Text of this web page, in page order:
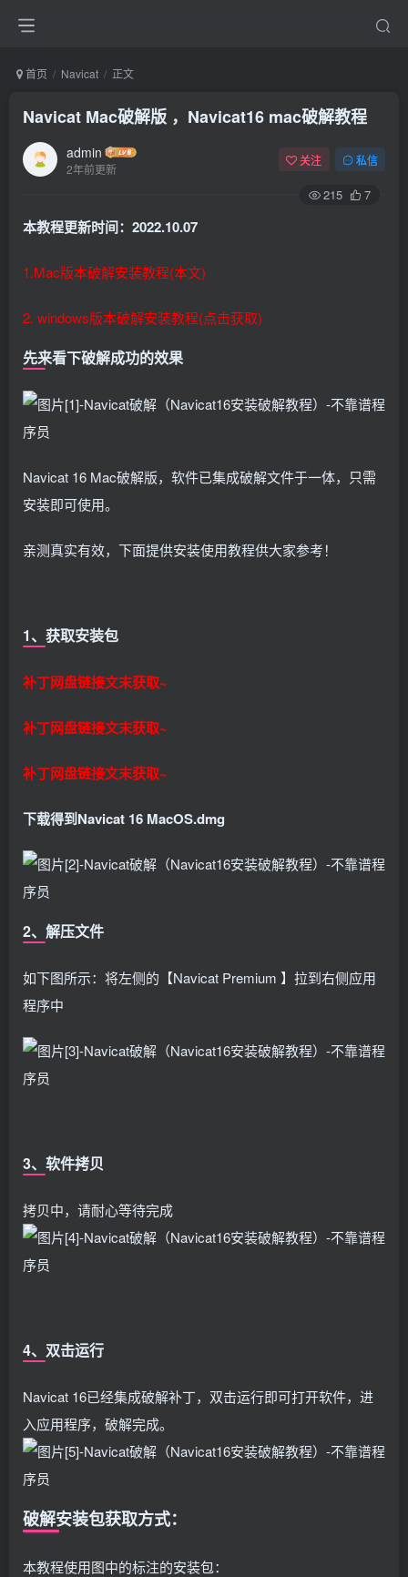
首页 Navicat 正文
Navicat Mac破解版 ，Navicat16 mac破解教程
admin
2年前更新
关注 私信
215 7
本教程更新时间：2022.10.07
1.Mac版本破解安装教程(本文)
2. windows版本破解安装教程(点击获取)
先来看下破解成功的效果
Navicat 16 Mac破解版，软件已集成破解文件于一体，只需
安装即可使用。
亲测真实有效，下面提供安装使用教程供大家参考！
1、获取安装包
补丁网盘链接文末获取~
补丁网盘链接文末获取~
补丁网盘链接文末获取~
下载得到Navicat 16 MacOS.dmg
2、解压文件
如下图所示：将左侧的【Navicat Premium 】拉到右侧应用
程序中
3、软件拷贝
拷贝中，请耐心等待完成
4、双击运行
Navicat 16已经集成破解补丁，双击运行即可打开软件，进
入应用程序，破解完成。
破解安装包获取方式：
本教程使用图中的标注的安装包：